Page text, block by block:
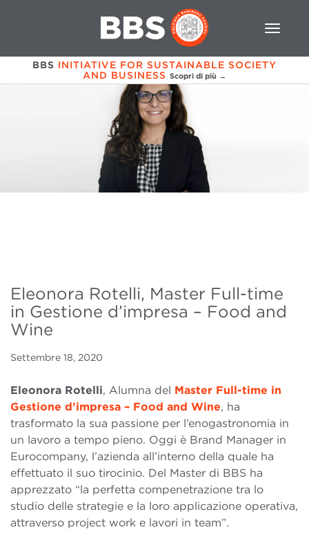
BBS INITIATIVE FOR SUSTAINABLE SOCIETY
AND BUSINESS Scopri di più →
Eleonora Rotelli, Master Full-time
in Gestione d’impresa – Food and
Wine
Settembre 18, 2020
Eleonora Rotelli, Alumna del Master Full-time in
Gestione d’impresa – Food and Wine, ha
trasformato la sua passione per l’enogastronomia in
un lavoro a tempo pieno. Oggi è Brand Manager in
Eurocompany, l’azienda all’interno della quale ha
effettuato il suo tirocinio. Del Master di BBS ha
apprezzato “la perfetta compenetrazione tra lo
studio delle strategie e la loro applicazione operativa,
attraverso project work e lavori in team”.